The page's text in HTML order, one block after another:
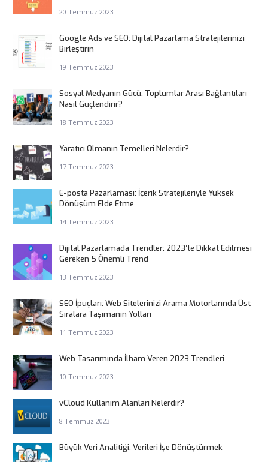
20 Temmuz 2023
Google Ads ve SEO: Dijital Pazarlama Stratejilerinizi
Birleştirin
19 Temmuz 2023
Sosyal Medyanın Gücü: Toplumlar Arası Bağlantıları
Nasıl Güçlendirir?
18 Temmuz 2023
Yaratıcı Olmanın Temelleri Nelerdir?
17 Temmuz 2023
E-posta Pazarlaması: İçerik Stratejileriyle Yüksek
Dönüşüm Elde Etme
14 Temmuz 2023
Dijital Pazarlamada Trendler: 2023’te Dikkat Edilmesi
Gereken 5 Önemli Trend
13 Temmuz 2023
SEO İpuçları: Web Sitelerinizi Arama Motorlarında Üst
Sıralara Taşımanın Yolları
11 Temmuz 2023
Web Tasarımında İlham Veren 2023 Trendleri
10 Temmuz 2023
vCloud Kullanım Alanları Nelerdir?
8 Temmuz 2023
Büyük Veri Analitiği: Verileri İşe Dönüştürmek